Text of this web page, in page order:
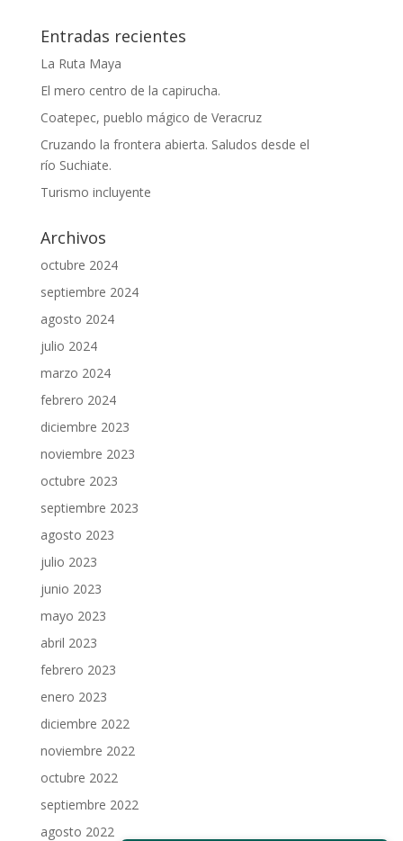
Entradas recientes
La Ruta Maya
El mero centro de la capirucha.
Coatepec, pueblo mágico de Veracruz
Cruzando la frontera abierta. Saludos desde el
río Suchiate.
Turismo incluyente
Archivos
octubre 2024
septiembre 2024
agosto 2024
julio 2024
marzo 2024
febrero 2024
diciembre 2023
noviembre 2023
octubre 2023
septiembre 2023
agosto 2023
julio 2023
junio 2023
mayo 2023
abril 2023
febrero 2023
enero 2023
diciembre 2022
noviembre 2022
octubre 2022
septiembre 2022
agosto 2022